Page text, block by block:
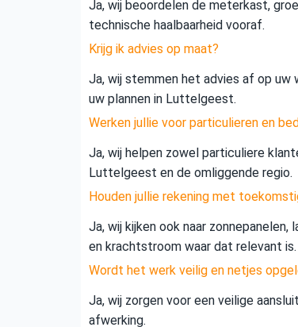
Ja, wij beoordelen de meterkast,
technische haalbaarheid vooraf.
Krijg ik advies op maat?
Ja, wij stemmen het advies af op uw
uw plannen in Luttelgeest.
Werken jullie voor particulieren en
Ja, wij helpen zowel particuliere
Luttelgeest en de omliggende regio.
Houden jullie rekening met
Ja, wij kijken ook naar
en krachtstroom waar dat relevant is.
Wordt het werk veilig en netjes
Ja, wij zorgen voor een veilige
afwerking.